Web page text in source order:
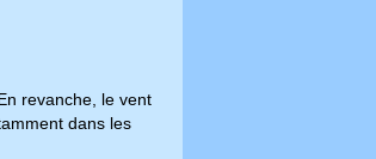
revanche, le vent
dans les